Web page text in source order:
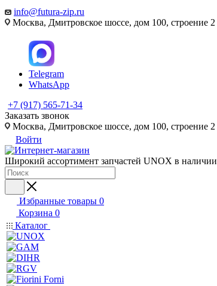
info@futura-zip.ru
Москва, Дмитровское шоссе, дом 100, строение 2
Telegram
WhatsApp
+7 (917) 565-71-34
Заказать звонок
Москва, Дмитровское шоссе, дом 100, строение 2
Войти
Широкий ассортимент запчастей UNOX в наличии
Избранные товары 0
Корзина 0
Каталог